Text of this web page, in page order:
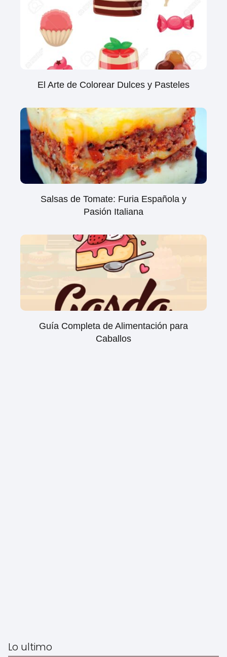
El Arte de Colorear Dulces y Pasteles
Salsas de Tomate: Furia Española y
Pasión Italiana
Guía Completa de Alimentación para
Caballos
Lo ultimo